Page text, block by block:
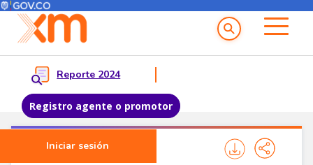
Pasar al contenido principal
Menú del Usuario
Reporte 2024
Registro agente o promotor
Iniciar sesión
Menu principal
Noticias Agentes